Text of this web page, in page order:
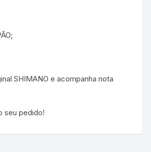
SHIMANO e acompanha nota
seu pedido!